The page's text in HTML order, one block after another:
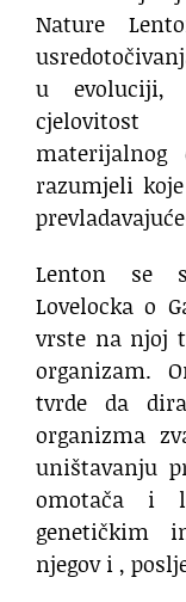
Nature
u evoluciji,
cjelovitost
razumjeli
Lenton se
Lovelocka o
vrste na njoj
organizam.
tvrde da
organizma
uništavanju
omotača i
genetičkim
njegov i ,